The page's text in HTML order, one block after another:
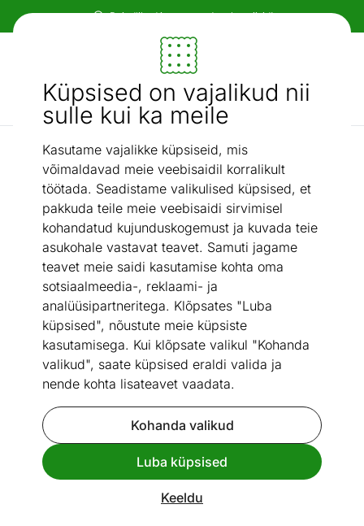
Küpsised on vajalikud nii
sulle kui ka meile
Kasutame vajalikke küpsiseid, mis
võimaldavad meie veebisaidil korralikult
töötada. Seadistame valikulised küpsised, et
pakkuda teile meie veebisaidi sirvimisel
kohandatud kujunduskogemust ja kuvada teie
asukohale vastavat teavet. Samuti jagame
teavet meie saidi kasutamise kohta oma
sotsiaalmeedia-, reklaami- ja
analüüsipartneritega. Klõpsates "Luba
küpsised", nõustute meie küpsiste
kasutamisega. Kui klõpsate valikul "Kohanda
valikud", saate küpsised eraldi valida ja
nende kohta lisateavet vaadata.
Kohanda valikud
Luba küpsised
Keeldu
Paindlikud ja mugavad makseviisid!
Mööbel ja sisustus - ON24
Otsi...
AI otsing
Tugitoolid / Tugitool, kollane
Vaata sarnaseid